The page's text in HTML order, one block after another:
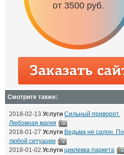
от 3500 руб.
Смотрите также:
2018-02-13 Услуги Сильный приворот.
Любовная магия
2018-01-27 Услуги Ведьма не салон.
любой ситуации
2018-01-02 Услуги циклевка паркета